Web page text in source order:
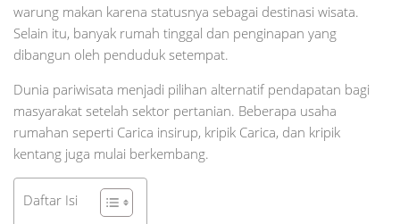
warung makan karena statusnya sebagai destinasi wisata.
Selain itu, banyak rumah tinggal dan penginapan yang
dibangun oleh penduduk setempat.
Dunia pariwisata menjadi pilihan alternatif pendapatan bagi
masyarakat setelah sektor pertanian. Beberapa usaha
rumahan seperti Carica insirup, kripik Carica, dan kripik
kentang juga mulai berkembang.
Daftar Isi